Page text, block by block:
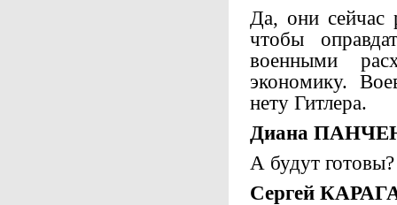
Да, они сейчас
чтобы
военными
экономику.
нету Гитлера.
Диана
А будут готовы?
Сергей